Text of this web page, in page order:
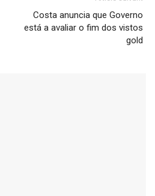
Costa anuncia que Governo
está a avaliar o fim dos vistos
gold